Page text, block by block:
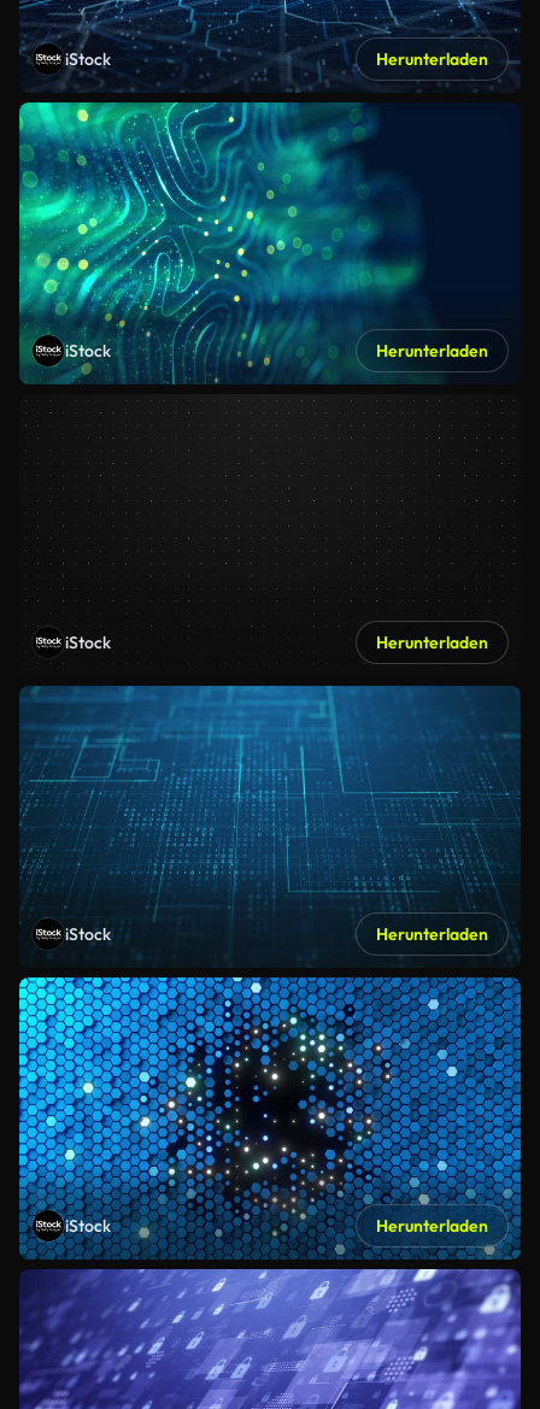
iStock Herunterladen
iStock Herunterladen
iStock Herunterladen
iStock Herunterladen
iStock Herunterladen